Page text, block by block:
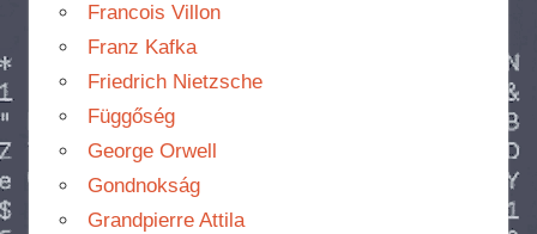
Francois Villon
Franz Kafka
Friedrich Nietzsche
Függőség
George Orwell
Gondnokság
Grandpierre Attila